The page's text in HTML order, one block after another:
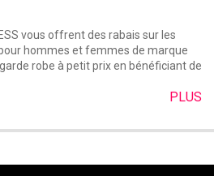
vous offrent des rabais sur les
hommes et femmes de marque
robe à petit prix en bénéficiant de
PLUS